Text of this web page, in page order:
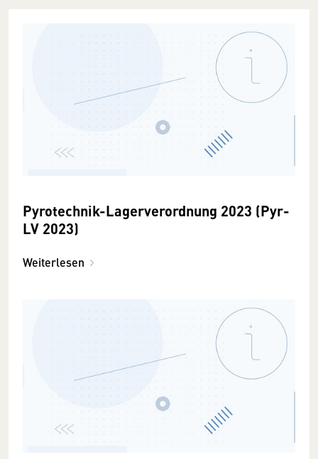
Pyrotechnik-Lagerverordnung 2023 (Pyr-
LV 2023)
Weiterlesen